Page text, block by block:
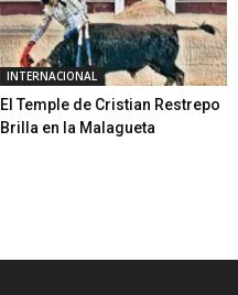
INTERNACIONAL
El Temple de Cristian Restrepo
Brilla en la Malagueta